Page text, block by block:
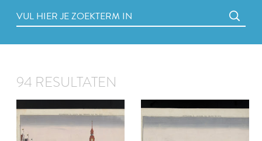
94 RESULTATEN